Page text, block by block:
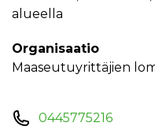
alueella
Organisaatio
Maaseutuyrittäjien
0445775216